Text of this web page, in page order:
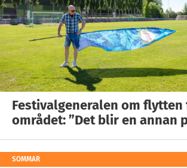
Festivalgeneralen om flytten
området: ”Det blir en annan
SOMMAR